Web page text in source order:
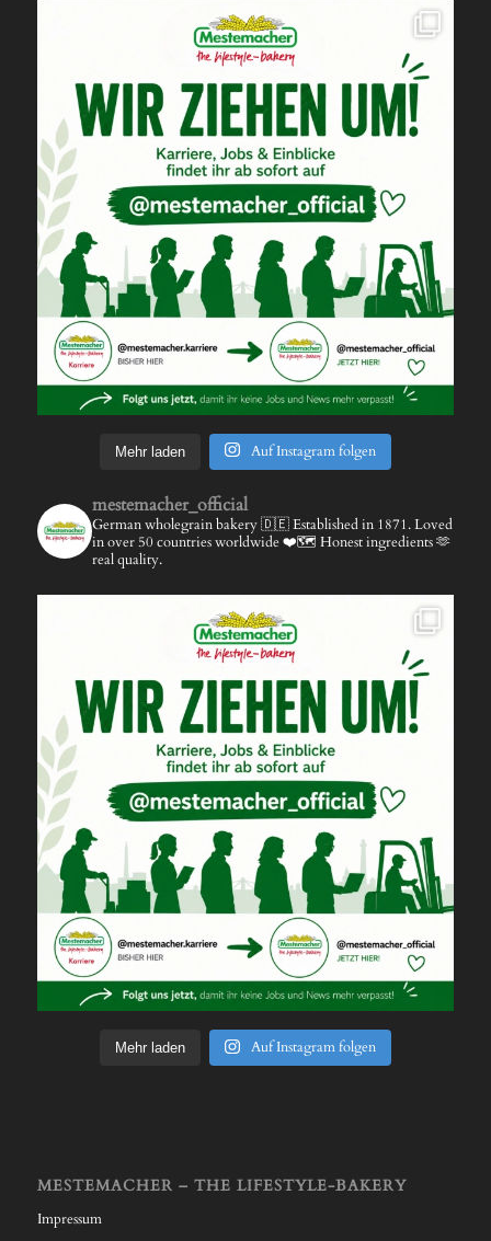
Mehr laden Auf Instagram folgen
mestemacher_official
German wholegrain bakery 🇩🇪Established in 1871.Loved
in over 50 countries worldwide ❤️🗺️ Honest ingredients 🫶
real quality.
Mehr laden Auf Instagram folgen
MESTEMACHER – THE LIFESTYLE-BAKERY
Impressum